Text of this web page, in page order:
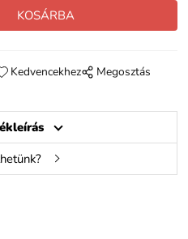
Kedvencekhez Megosztás